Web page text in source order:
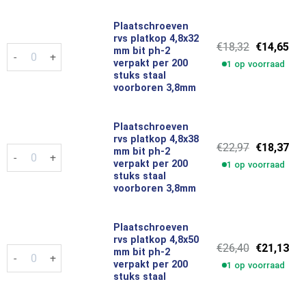
Plaatschroeven rvs platkop 4,8x32 mm bit ph-2 verpakt per
Plaatschroeven
rvs platkop 4,8x32
mm bit ph-2
verpakt per 200
stuks staal
voorboren 3,8mm
€18,32
prijs
€14,65
1 op voorraad
Plaatschroeven rvs platkop 4,8x38 mm bit ph-2 verpakt per
Plaatschroeven
rvs platkop 4,8x38
mm bit ph-2
verpakt per 200
stuks staal
voorboren 3,8mm
€22,97
prijs
€18,37
1 op voorraad
Plaatschroeven rvs platkop 4,8x50 mm bit ph-2 verpakt per
Plaatschroeven
rvs platkop 4,8x50
mm bit ph-2
verpakt per 200
stuks staal
€26,40
prijs
€21,13
1 op voorraad